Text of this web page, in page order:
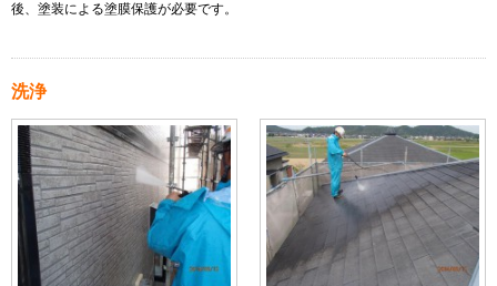
後、塗装による塗膜保護が必要です。
洗浄